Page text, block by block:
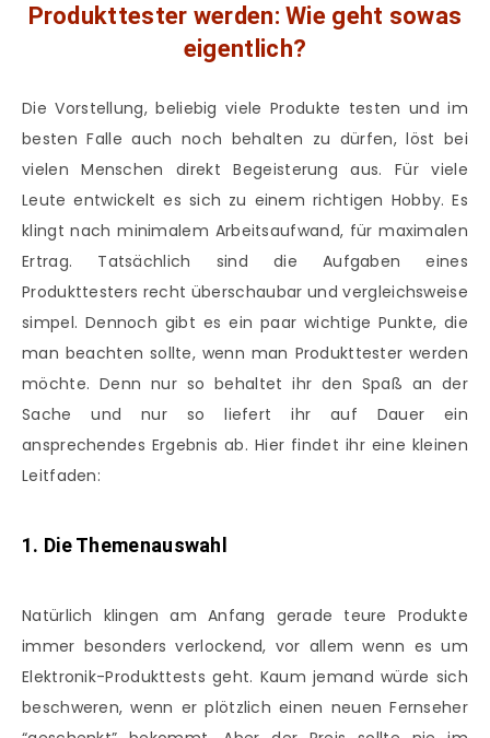
Produkttester werden: Wie geht sowas
eigentlich?
Die Vorstellung, beliebig viele Produkte testen und im
besten Falle auch noch behalten zu dürfen, löst bei
vielen Menschen direkt Begeisterung aus. Für viele
Leute entwickelt es sich zu einem richtigen Hobby. Es
klingt nach minimalem Arbeitsaufwand, für maximalen
Ertrag. Tatsächlich sind die Aufgaben eines
Produkttesters recht überschaubar und vergleichsweise
simpel. Dennoch gibt es ein paar wichtige Punkte, die
man beachten sollte, wenn man Produkttester werden
möchte. Denn nur so behaltet ihr den Spaß an der
Sache und nur so liefert ihr auf Dauer ein
ansprechendes Ergebnis ab. Hier findet ihr eine kleinen
Leitfaden:
1. Die Themenauswahl
Natürlich klingen am Anfang gerade teure Produkte
immer besonders verlockend, vor allem wenn es um
Elektronik-Produkttests geht. Kaum jemand würde sich
beschweren, wenn er plötzlich einen neuen Fernseher